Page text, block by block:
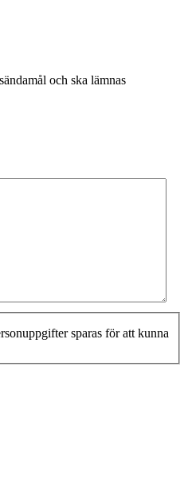
och ska lämnas
sparas för att kunna